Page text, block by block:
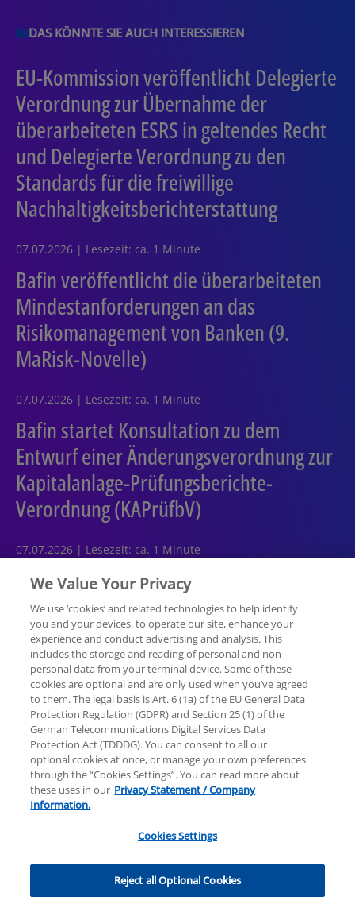
DAS KÖNNTE SIE AUCH INTERESSIEREN
EU-Kommission veröffentlicht Delegierte
Verordnung zur Übernahme der
überarbeiteten ESRS in geltendes Recht
und Delegierte Verordnung zu den
Standards für die freiwillige
Nachhaltigkeitsberichterstattung
07.07.2026 | Lesezeit: ca. 1 Minute
Bafin veröffentlicht die überarbeiteten
Mindestanforderungen an das
Risikomanagement von Banken (9.
MaRisk-Novelle)
07.07.2026 | Lesezeit: ca. 1 Minute
Bafin startet Konsultation zu dem
Entwurf einer Änderungsverordnung zur
Kapitalanlage-Prüfungsberichte-
Verordnung (KAPrüfbV)
07.07.2026 | Lesezeit: ca. 1 Minute
Rechtliche Hinweise Datenschutzerklärung
Sitemap Hilfe Unternehmensangaben
© 2025 KPMG AG Wirtschaftsprüfungsgesellschaft,
eine Aktiengesellschaft nach deutschem Recht und
ein Mitglied der globalen KPMG-Organisation
unabhängiger Mitgliedsfirmen, die KPMG
International Limited, einer Private English Company
Limited by Guarantee, angeschlossen sind. Alle Rechte
vorbehalten. Für weitere Einzelheiten über die
We Value Your Privacy
We use ‘cookies’ and related technologies to help identify
you and your devices, to operate our site, enhance your
experience and conduct advertising and analysis. This
includes the storage and reading of personal and non-
personal data from your terminal device. Some of these
cookies are optional and are only used when you’ve agreed
to them. The legal basis is Art. 6 (1a) of the EU General Data
Protection Regulation (GDPR) and Section 25 (1) of the
German Telecommunications Digital Services Data
Protection Act (TDDDG). You can consent to all our
optional cookies at once, or manage your own preferences
through the “Cookies Settings”. You can read more about
these uses in our Privacy Statement / Company
Information.
Cookies Settings
Reject all Optional Cookies